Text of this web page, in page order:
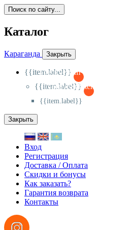
Поиск по сайту...
Каталог
Караганда Закрыть
{{item.label}}
{{activeItem==item.id?'-
{{item.label}}
{{activeSubitem==item.id?'-
{{item.label}}
Закрыть
Вход
Регистрация
Доставка / Оплата
Скидки и бонусы
Как заказать?
Гарантия возврата
Контакты